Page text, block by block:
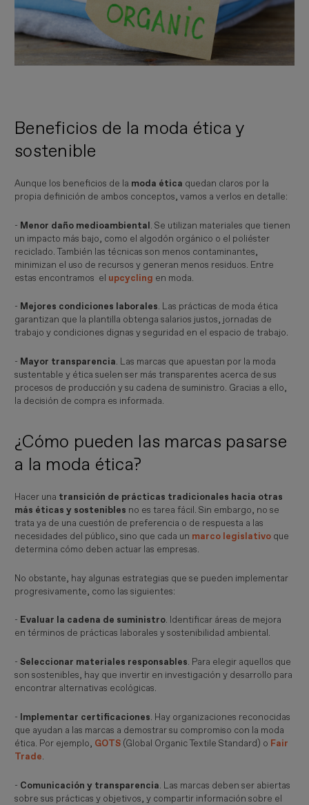
Beneficios de la moda ética y
sostenible
Aunque los beneficios de la moda ética quedan claros por la
propia definición de ambos conceptos, vamos a verlos en detalle:
- Menor daño medioambiental . Se utilizan materiales que tienen
un impacto más bajo, como el algodón orgánico o el poliéster
reciclado. También las técnicas son menos contaminantes,
minimizan el uso de recursos y generan menos residuos. Entre
estas encontramos el upcycling en moda.
- Mejores condiciones laborales. Las prácticas de moda ética
garantizan que la plantilla obtenga salarios justos, jornadas de
trabajo y condiciones dignas y seguridad en el espacio de trabajo.
- Mayor transparencia. Las marcas que apuestan por la moda
sustentable y ética suelen ser más transparentes acerca de sus
procesos de producción y su cadena de suministro. Gracias a ello,
la decisión de compra es informada.
¿Cómo pueden las marcas pasarse
a la moda ética?
Hacer una transición de prácticas tradicionales hacia otras
más éticas y sostenibles no es tarea fácil. Sin embargo, no se
trata ya de una cuestión de preferencia o de respuesta a las
necesidades del público, sino que cada un marco legislativo que
determina cómo deben actuar las empresas.
No obstante, hay algunas estrategias que se pueden implementar
progresivamente, como las siguientes:
- Evaluar la cadena de suministro. Identificar áreas de mejora
en términos de prácticas laborales y sostenibilidad ambiental.
-Seleccionar materiales responsables. Para elegir aquellos que
son sostenibles, hay que invertir en investigación y desarrollo para
encontrar alternativas ecológicas.
- Implementar certificaciones. Hay organizaciones reconocidas
que ayudan a las marcas a demostrar su compromiso con la moda
ética. Por ejemplo, GOTS (Global Organic Textile Standard) o Fair
Trade.
- Comunicación y transparencia. Las marcas deben ser abiertas
sobre sus prácticas y objetivos, y compartir información sobre el